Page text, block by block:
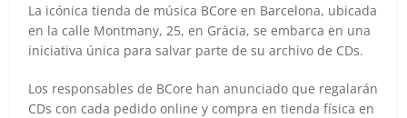
La icónica tienda de música BCore en Barcelona, ubicada
en la calle Montmany, 25, en Gràcia, se embarca en una
iniciativa única para salvar parte de su archivo de CDs.
Los responsables de BCore han anunciado que regalarán
CDs con cada pedido online y compra en tienda física en